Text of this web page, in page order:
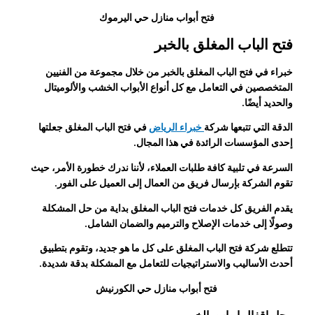
فتح أبواب منازل حي اليرموك
فتح الباب المغلق بالخبر
خبراء في فتح الباب المغلق بالخبر من خلال مجموعة من الفنيين
المتخصصين في التعامل مع كل أنواع الأبواب الخشب والألوميتال
والحديد أيضًا.
الدقة التي تتبعها شركة خبراء الرياض في فتح الباب المغلق جعلتها
إحدى المؤسسات الرائدة في هذا المجال.
السرعة في تلبية كافة طلبات العملاء، لأننا ندرك خطورة الأمر، حيث
تقوم الشركة بإرسال فريق من العمال إلى العميل على الفور.
يقدم الفريق كل خدمات فتح الباب المغلق بداية من حل المشكلة
وصولًا إلى خدمات الإصلاح والترميم والضمان الشامل.
تتطلع شركة فتح الباب المغلق على كل ما هو جديد، وتقوم بتطبيق
أحدث الأساليب والاستراتيجيات للتعامل مع المشكلة بدقة شديدة.
فتح أبواب منازل حي الكورنيش